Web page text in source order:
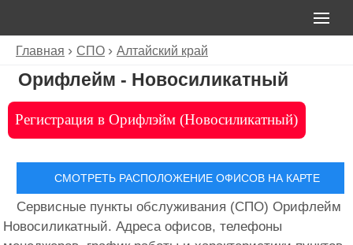
Главная СПО Алтайский край
Орифлейм - Новосиликатный
Регистрация в Орифлэйм (Новосиликатный)
СМОТРЕТЬ РАСПОЛОЖЕНИЕ ОФИСОВ НА КАРТЕ
Сервисные пункты обслуживания (СПО) Орифлейм
Новосиликатный. Адреса офисов, телефоны